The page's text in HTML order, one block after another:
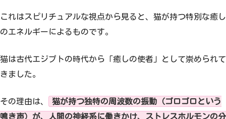
これはスピリチュアルな視点から見ると、猫が持つ特別な癒し
のエネルギーによるものです。
猫は古代エジプトの時代から「癒しの使者」として崇められて
きました。
その理由は、
猫が持つ独特の周波数の振動（ゴロゴロという
鳴き声）が、人間の神経系に働きかけ、ストレスホルモンの分